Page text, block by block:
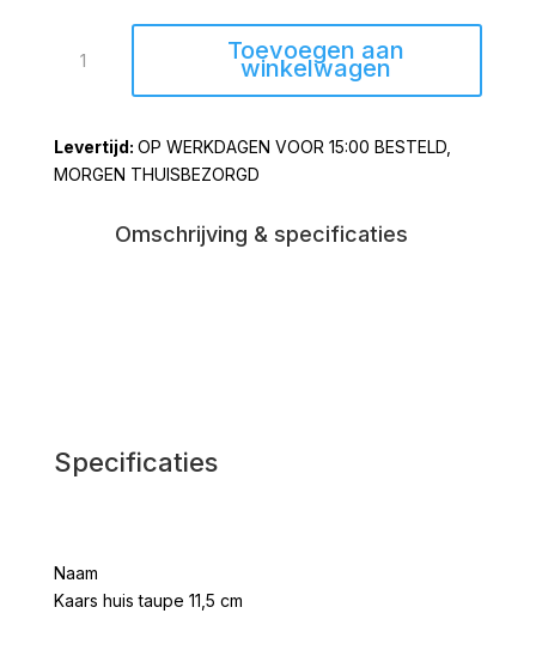
huis
cm
aantal
Toevoegen aan
winkelwagen
OP WERKDAGEN VOOR 15:00 BESTELD,
MORGEN THUISBEZORGD
Omschrijving & specificaties
Specificaties
Naam
Kaars huis taupe 11,5 cm